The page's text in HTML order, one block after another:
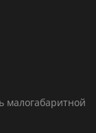
малогабаритной